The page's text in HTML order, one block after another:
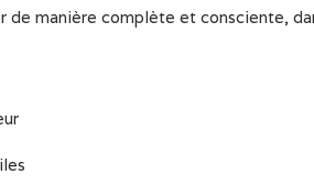
de manière complète et consciente,